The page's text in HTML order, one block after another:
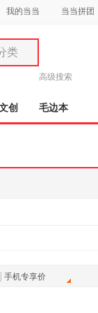
我的当当 当当拼团
类
高级搜索
创 毛边本
手机专享价